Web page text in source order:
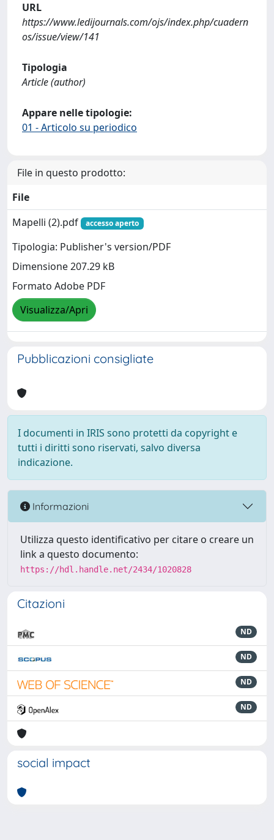
URL
https://www.ledijournals.com/ojs/index.php/cuadern
os/issue/view/141
Tipologia
Article (author)
Appare nelle tipologie:
01 - Articolo su periodico
File in questo prodotto:
File
Mapelli (2).pdf
accesso aperto
Tipologia: Publisher's version/PDF
Dimensione 207.29 kB
Formato Adobe PDF
Visualizza/Apri
Pubblicazioni consigliate
I documenti in IRIS sono protetti da copyright e
tutti i diritti sono riservati, salvo diversa
indicazione.
Informazioni
Utilizza questo identificativo per citare o creare un
link a questo documento:
https://hdl.handle.net/2434/1020828
Citazioni
ND
ND
ND
ND
social impact